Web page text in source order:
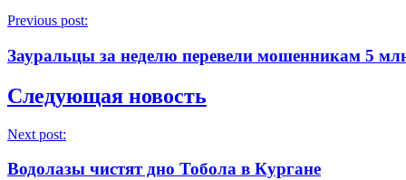
Previous post:
Зауральцы за неделю перевели мошенникам 5
Следующая новость
Next post:
Водолазы чистят дно Тобола в Кургане